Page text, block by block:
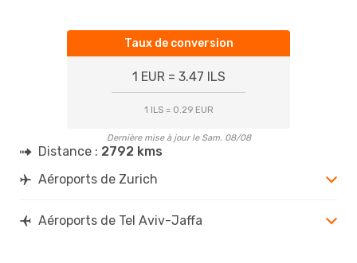
Taux de conversion
1 EUR = 3.47 ILS
1 ILS = 0.29 EUR
Dernière mise à jour le Sam. 08/08
Distance : 2792 kms
Aéroports de Zurich
Aéroports de Tel Aviv-Jaffa